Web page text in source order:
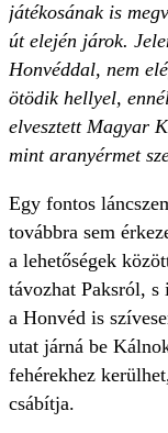
játékosának is
út elején járok.
Honvéddal, nem
ötödik hellyel,
elvesztett Magyar
mint aranyérmet
Egy fontos
továbbra sem
a lehetőségek
távozhat Paksról,
a Honvéd is
utat járná be
fehérekhez
csábítja.